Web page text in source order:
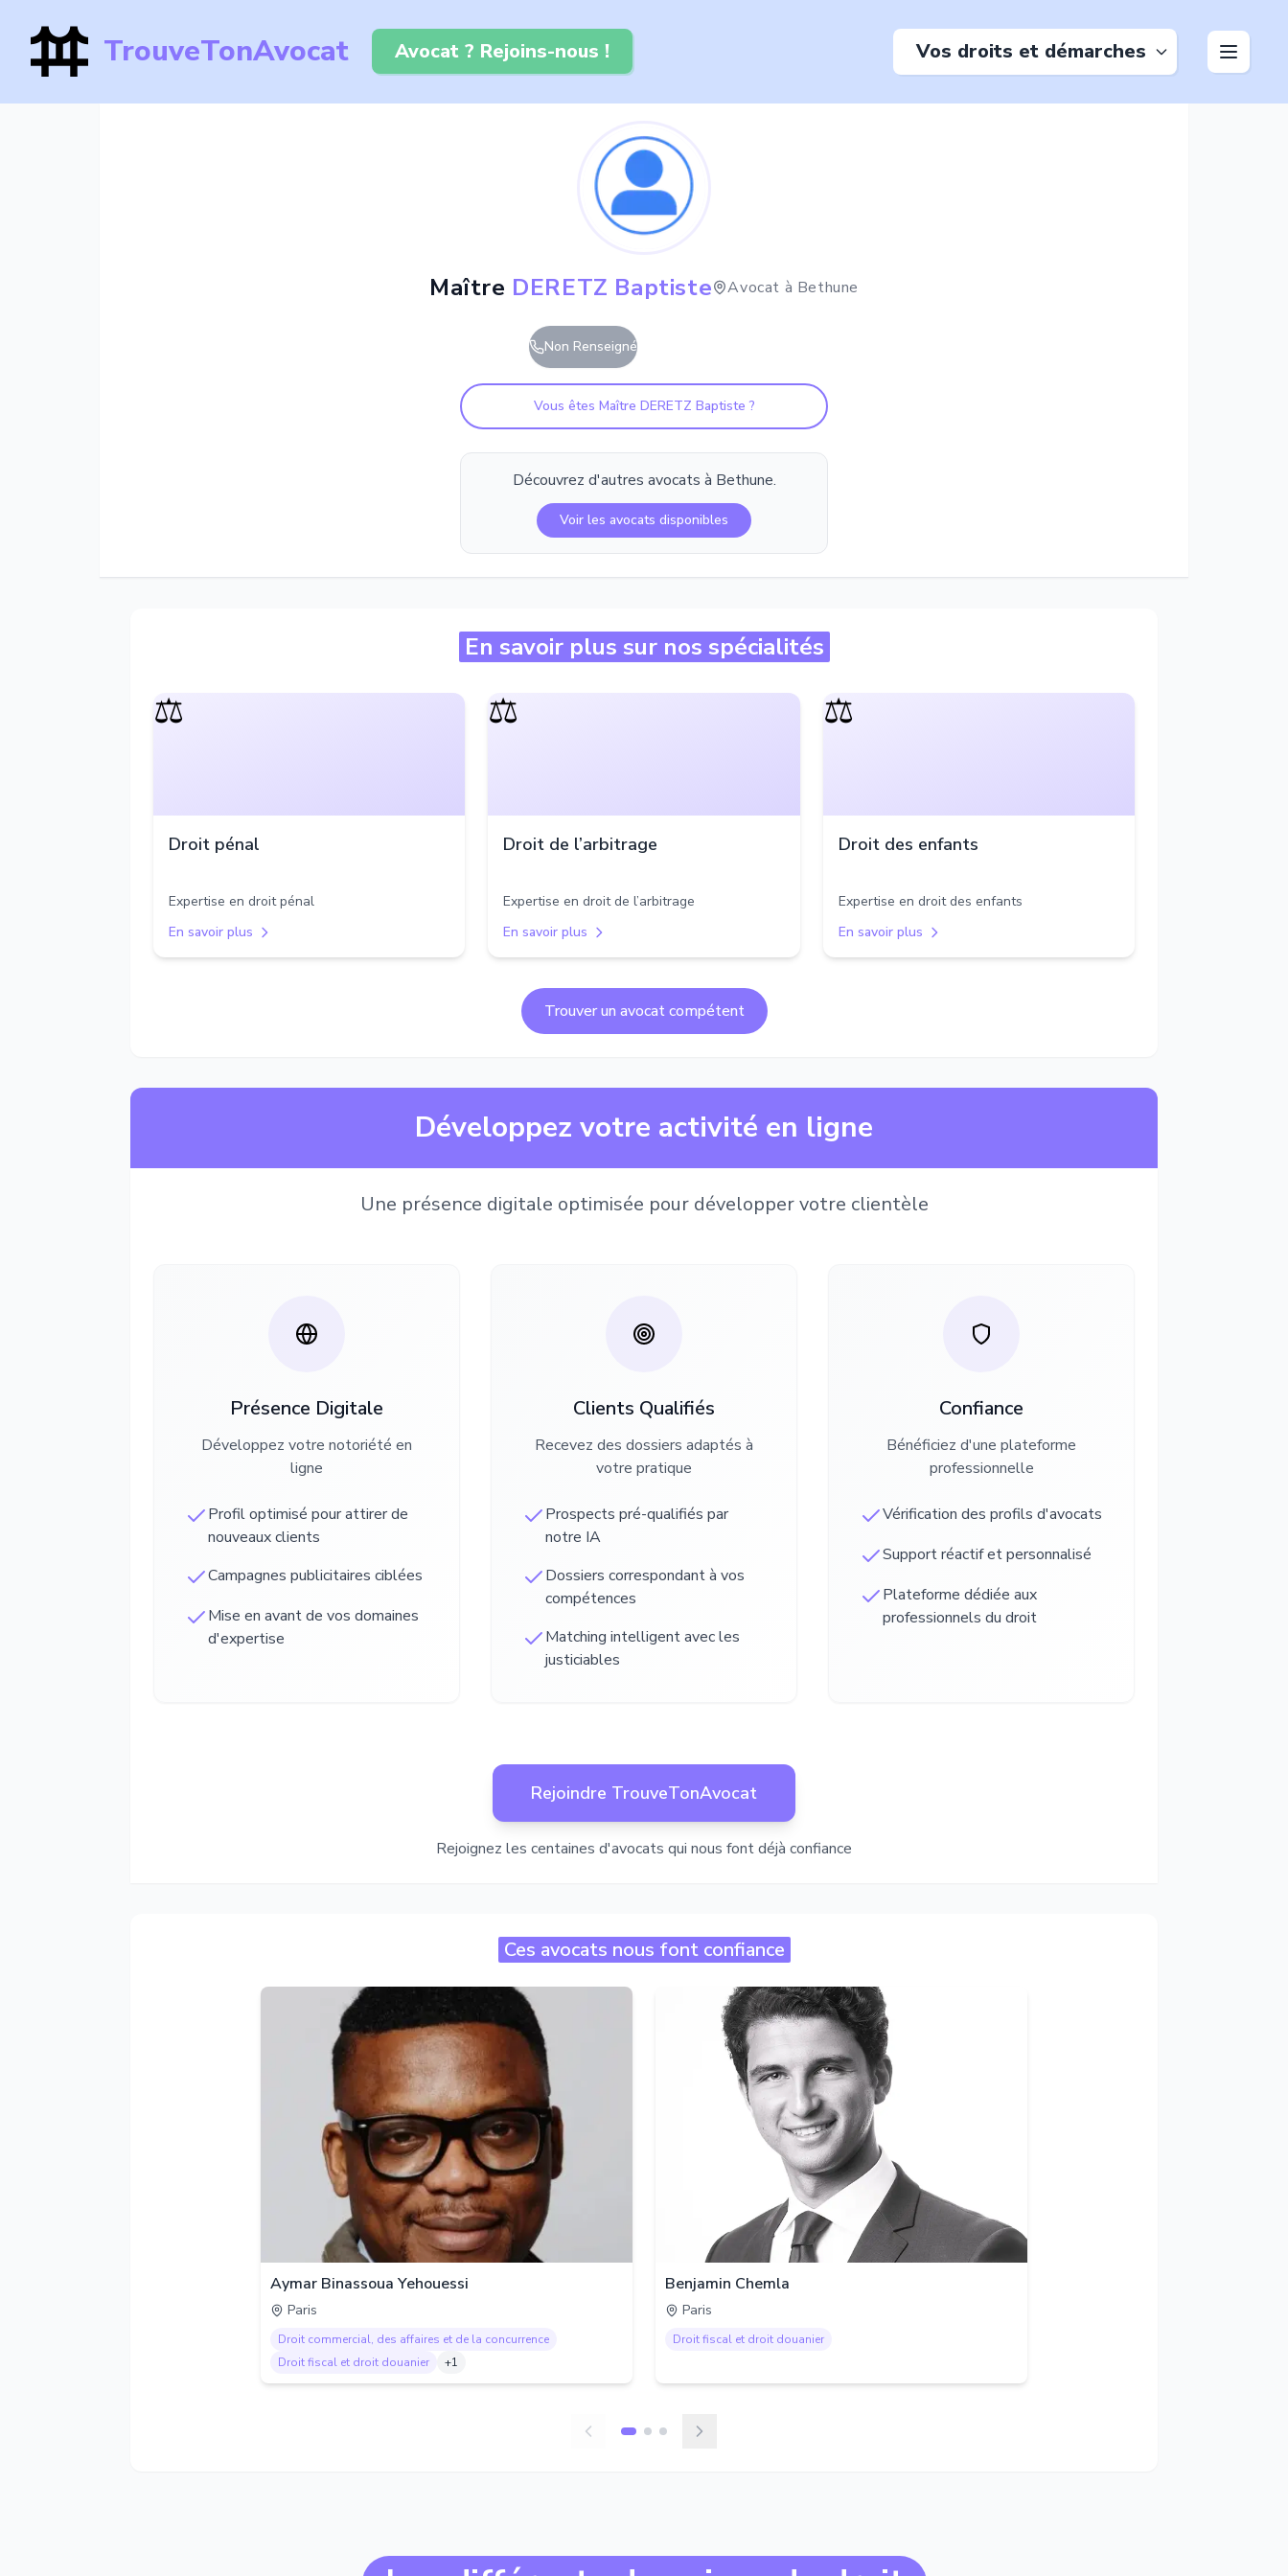
TrouveTonAvocat Avocat ? Rejoins-nous ! Vos droits et démarches
Maître DERETZ Baptiste Avocat à Bethune
Non Renseigné
Vous êtes Maître DERETZ Baptiste ?
Découvrez d'autres avocats à Bethune.
Voir les avocats disponibles
En savoir plus sur nos spécialités
⚖️
Droit pénal
Expertise en droit pénal
En savoir plus
⚖️
Droit de l’arbitrage
Expertise en droit de l’arbitrage
En savoir plus
⚖️
Droit des enfants
Expertise en droit des enfants
En savoir plus
Trouver un avocat compétent
Développez votre activité en ligne
Une présence digitale optimisée pour développer votre clientèle
Présence Digitale
Développez votre notoriété en
ligne
Profil optimisé pour attirer de
nouveaux clients
Campagnes publicitaires ciblées
Mise en avant de vos domaines
d'expertise
Clients Qualifiés
Recevez des dossiers adaptés à
votre pratique
Prospects pré-qualifiés par
notre IA
Dossiers correspondant à vos
compétences
Matching intelligent avec les
justiciables
Confiance
Bénéficiez d'une plateforme
professionnelle
Vérification des profils d'avocats
Support réactif et personnalisé
Plateforme dédiée aux
professionnels du droit
Rejoindre TrouveTonAvocat
Rejoignez les centaines d'avocats qui nous font déjà confiance
Ces avocats nous font confiance
Aymar Binassoua Yehouessi
Paris
Droit commercial, des affaires et de la concurrence
Droit fiscal et droit douanier
+1
Benjamin Chemla
Paris
Droit fiscal et droit douanier